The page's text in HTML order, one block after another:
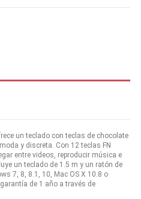
un teclado con teclas de chocolate
y discreta. Con 12 teclas FN
entre videos, reproducir música e
un teclado de 1.5 m y un ratón de
7, 8, 8.1, 10, Mac OS X 10.8 o
de 1 año a través de